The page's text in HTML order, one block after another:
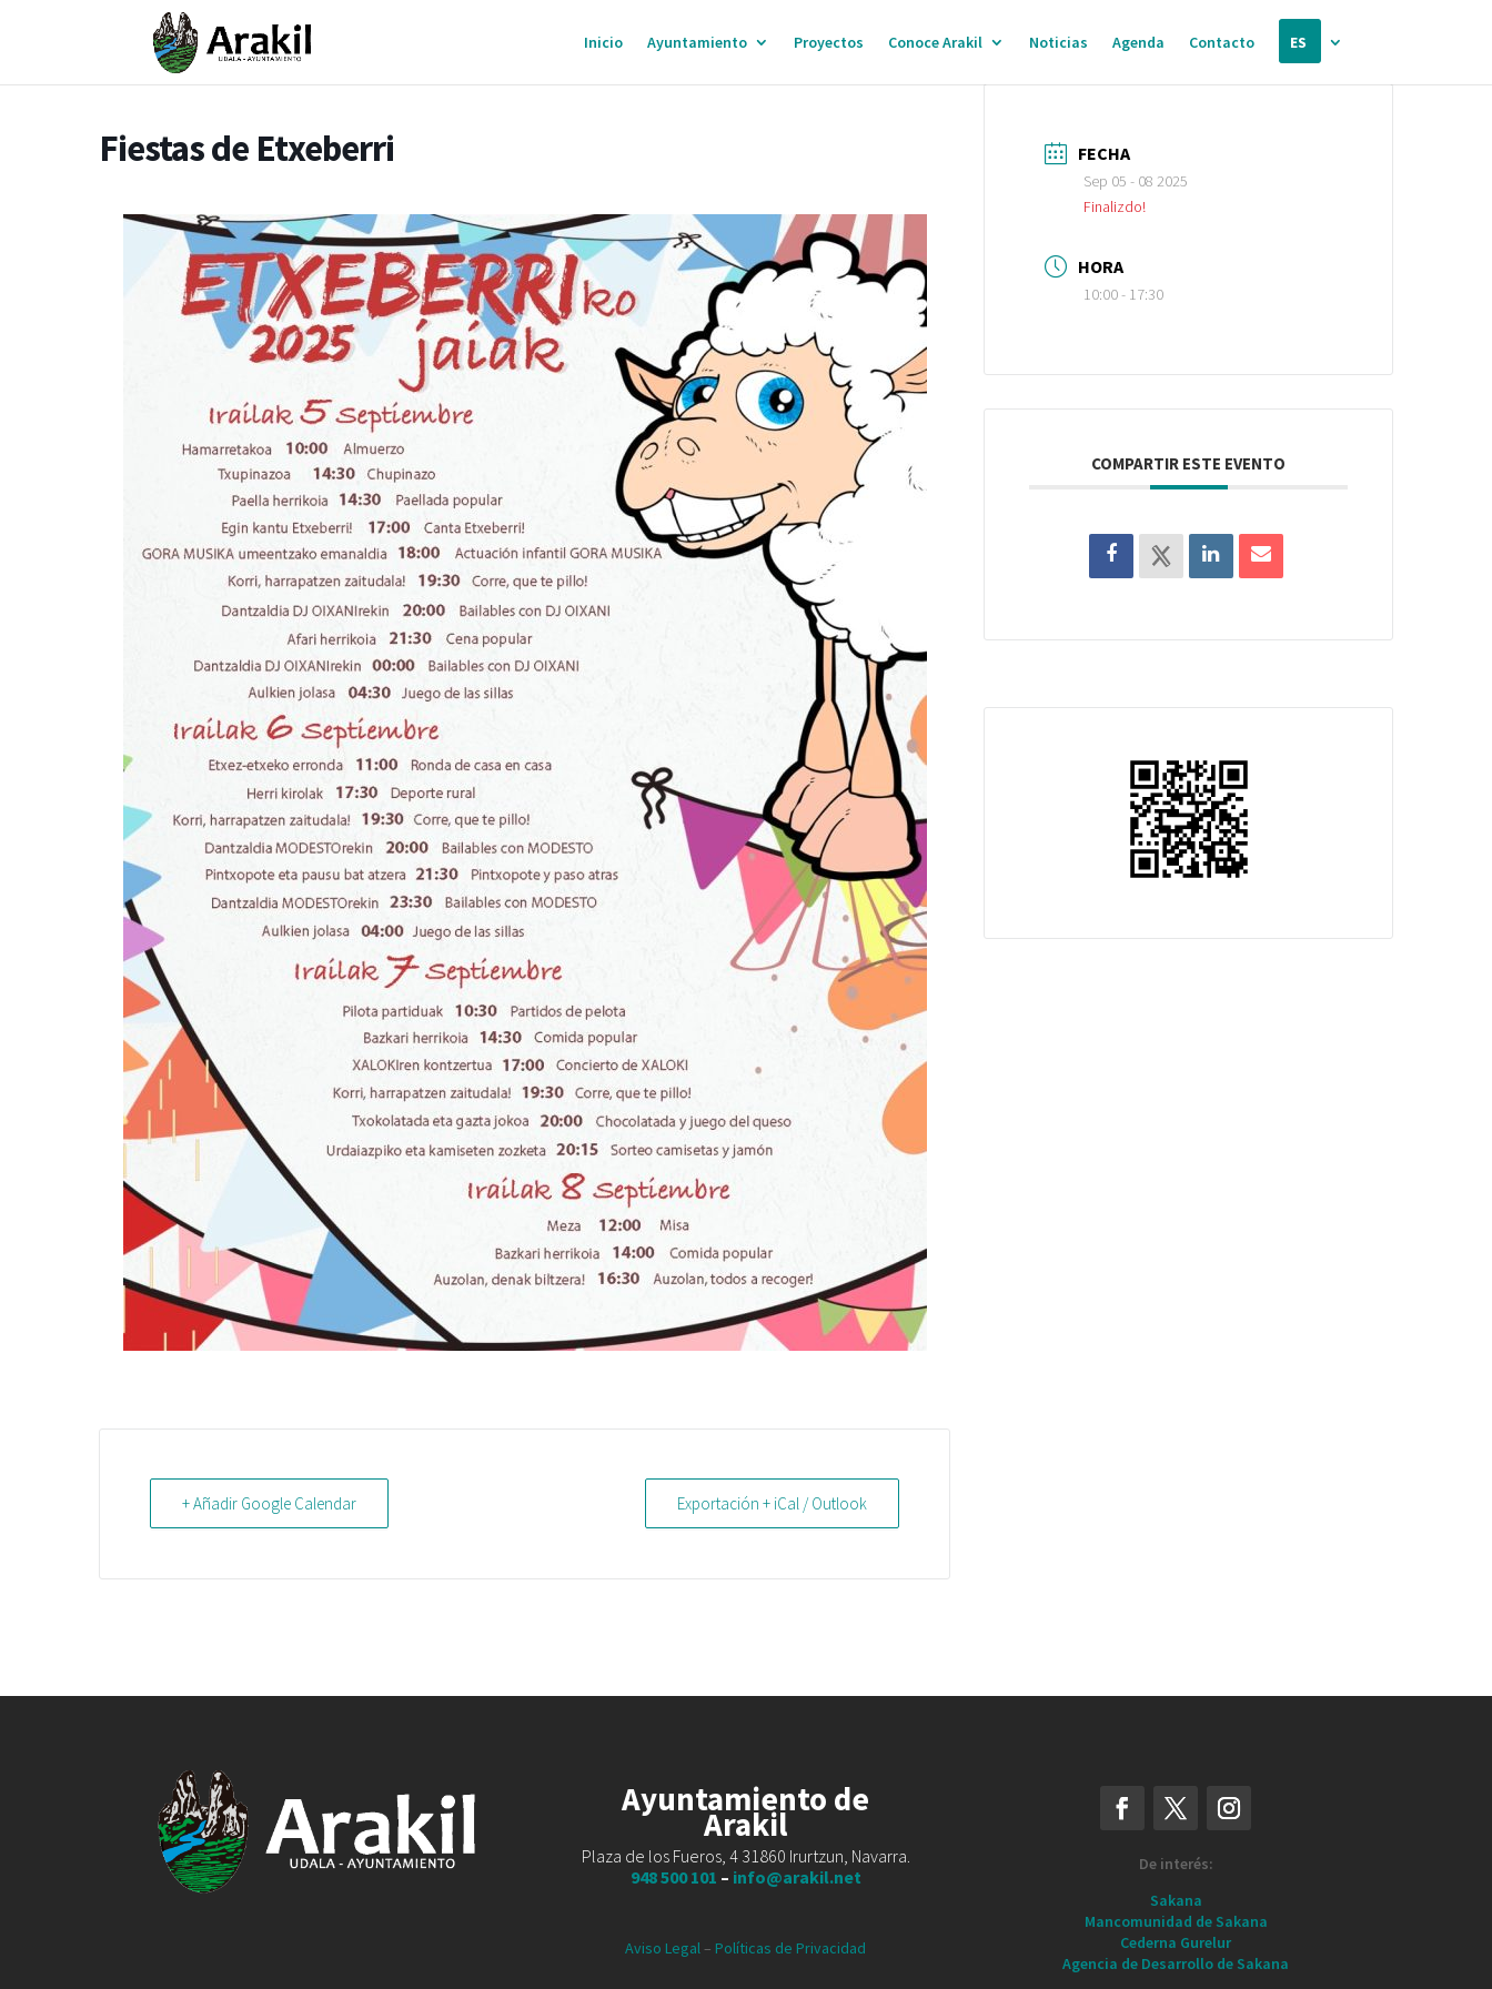
Inicio Ayuntamiento Proyectos Conoce Arakil Noticias Agenda Contacto ES
Fiestas de Etxeberri
+ Añadir Google Calendar Exportación + iCal / Outlook
FECHA
Sep 05 - 08 2025
Finalizdo!
HORA
10:00 - 17:30
COMPARTIR ESTE EVENTO
Ayuntamiento de
Arakil
Plaza de los Fueros, 4 31860 Irurtzun, Navarra.
948 500 101 – info@arakil.net
Aviso Legal– Políticas de Privacidad
De interés:
Sakana
Mancomunidad de Sakana
Cederna Gurelur
Agencia de Desarrollo de Sakana